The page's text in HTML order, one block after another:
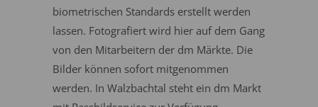
biometrischen Standards erstellt werden
lassen. Fotografiert wird hier auf dem Gang
von den Mitarbeitern der dm Märkte. Die
Bilder können sofort mitgenommen
werden. In Walzbachtal steht ein dm Markt